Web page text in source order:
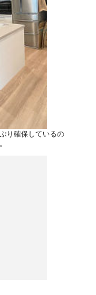
り確保しているの